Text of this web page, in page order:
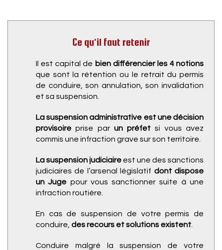
Ce qu'il faut retenir
Il est capital de bien différencier les 4 notions
que sont la rétention ou le retrait du permis
de conduire, son annulation, son invalidation
et sa suspension.
La suspension administrative est une décision
provisoireprise par un préfet si vous avez
commis une infraction grave sur son territoire.
La suspension judiciaireest une des sanctions
judiciaires de l’arsenal législatif dont dispose
un Juge pour vous sanctionner suite à une
infraction routière.
En cas de suspension de votre permis de
conduire, des recours et solutions existent.
Conduire malgré la suspension de votre